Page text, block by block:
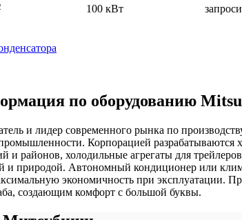
100 кВт
по оборудованию
и лидер современного рынка по
Корпорацией разрабатываются
и районов, холодильные агрегаты для
природой. Автономный кондиционер или
экономичность при эксплуатации.
создающим комфорт с большой буквы.